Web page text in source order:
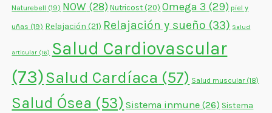
Naturebell (19) NOW (28) Nutricost (20) Omega 3 (29) piel y
uñas (19) Relajación (21) Relajación y sueño (33) Salud
articular (16) Salud Cardiovascular
(73)Salud Cardíaca (57) Salud muscular(18)
Salud Ósea (53) Sistema inmune (26) Sistema